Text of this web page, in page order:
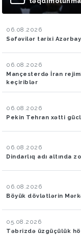
06.08.2026
Səfəvilər tarixi
06.08.2026
Mançesterdə İran
keçiriblər
06.08.2026
Pekin Tehran xətti
06.08.2026
Dindarlıq adı altında
06.08.2026
Böyük dövlətlərin
05.08.2026
Təbrizdə üzgüçülük